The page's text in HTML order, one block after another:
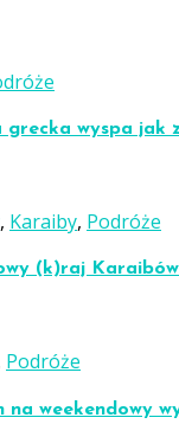
grecka wyspa jak
, Karaiby, Podróże
(k)raj
Podróże
na weekendowy